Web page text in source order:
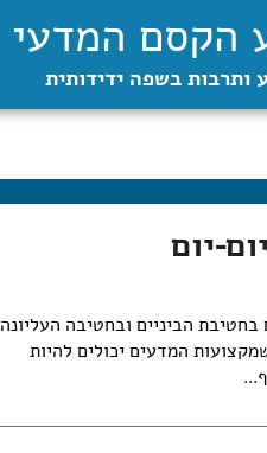
הקסם המדעי
ותרבות בשפה ידידותית
יום
הביניים ובחטיבה העליונה
המדעים יכולים להיות